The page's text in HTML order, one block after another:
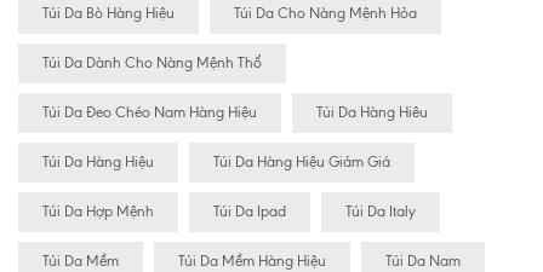
Túi Da Bò Hàng Hiệu Túi Da Cho Nàng Mệnh Hỏa
Túi Da Dành Cho Nàng Mệnh Thổ
Túi Da Đeo Chéo Nam Hàng Hiệu Túi Da Hàng Hiêu
Túi Da Hàng Hiệu Túi Da Hàng Hiệu Giảm Giá
Túi Da Hợp Mệnh Túi Da Ipad Túi Da Italy
Túi Da Mềm Túi Da Mềm Hàng Hiệu Túi Da Nam